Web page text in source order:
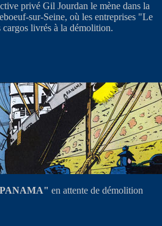
privé Gil Jourdan le mène dans la
sur-Seine, où les entreprises "Le
livrés à la démolition.
en attente de démolition